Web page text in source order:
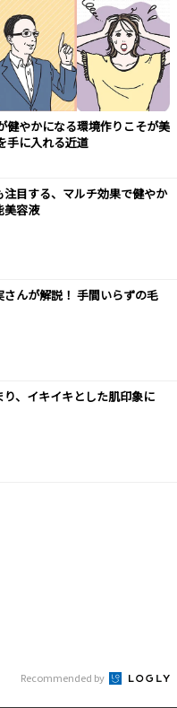
健やかになる環境作りこそが美
手に入れる近道
目する、マルチ効果で健やか
美容液
んが解説！ 手間いらずの毛
、イキイキとした肌印象に
Recommended by